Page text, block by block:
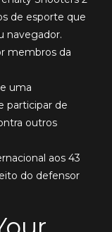
de esporte que
navegador.
membros da
uma
participar de
outros
aos 43
do defensor